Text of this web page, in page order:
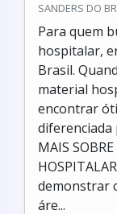
SANDERS DO
Para quem
hospitalar,
Brasil.
material
encontrar
diferenciada
MAIS
demonstrar
áre...